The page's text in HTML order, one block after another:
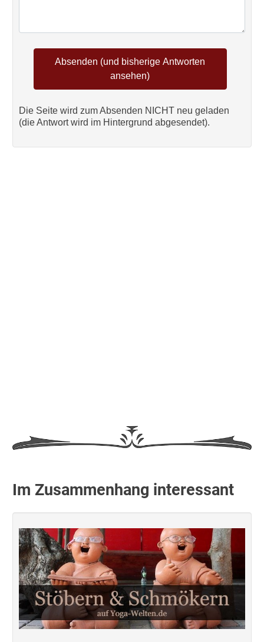
Die Seite wird zum Absenden NICHT neu geladen
(die Antwort wird im Hintergrund abgesendet).
Im Zusammenhang interessant